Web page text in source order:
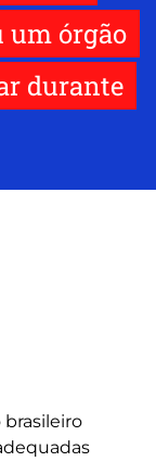
um órgão
durante